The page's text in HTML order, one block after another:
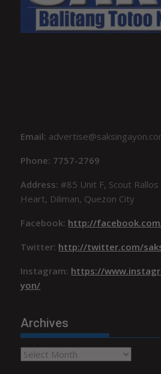
Email:
Phone: 7757-2769
Address:#85 Unit F, Scout
Heart, Diliman, Quezon City
Facebook: http://
Twitter: http://twitter.com/
Instagram: https://
yon/
Archives
Archives